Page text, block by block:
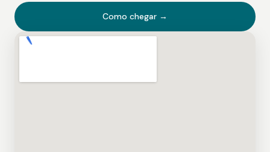
Como chegar →